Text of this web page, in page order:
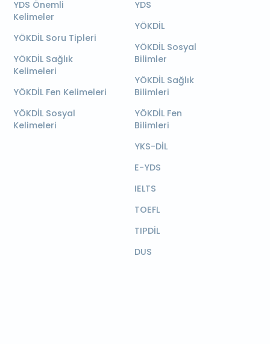
YDS Önemli
Kelimeler
YÖKDİL Soru Tipleri
YÖKDİL Sağlık
Kelimeleri
YÖKDİL Fen Kelimeleri
YÖKDİL Sosyal
Kelimeleri
YDS
YÖKDİL
YÖKDİL Sosyal
Bilimler
YÖKDİL Sağlık
Bilimleri
YÖKDİL Fen
Bilimleri
YKS-DİL
E-YDS
IELTS
TOEFL
TIPDİL
DUS